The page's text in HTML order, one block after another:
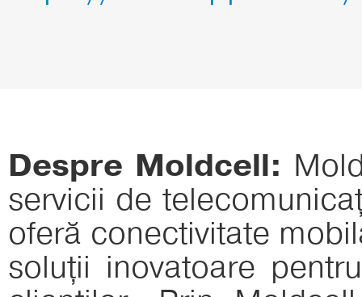
Despre Moldcell:
servicii de
oferă conectivitate
soluții inovatoare